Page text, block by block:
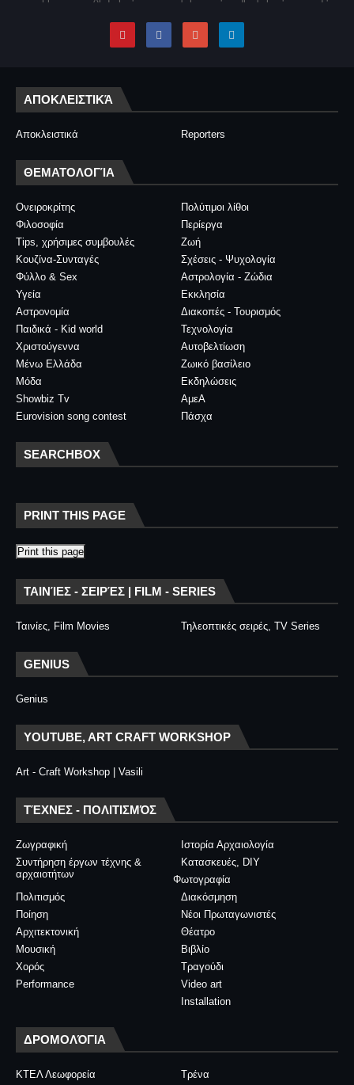
ΑΠΟΚΛΕΙΣΤΙΚΆ
Αποκλειστικά Reporters
ΘΕΜΑΤΟΛΟΓΊΑ
Ονειροκρίτης
Πολύτιμοι λίθοι
Φιλοσοφία
Περίεργα
Tips, χρήσιμες συμβουλές
Ζωή
Κουζίνα-Συνταγές
Σχέσεις - Ψυχολογία
Φύλλο & Sex
Αστρολογία - Ζώδια
Υγεία
Εκκλησία
Αστρονομία
Διακοπές - Τουρισμός
Παιδικά - Kid world
Τεχνολογία
Χριστούγεννα
Αυτοβελτίωση
Μένω Ελλάδα
Ζωικό βασίλειο
Μόδα
Εκδηλώσεις
Showbiz Tv
ΑμεΑ
Eurovision song contest
Πάσχα
SEARCHBOX
PRINT THIS PAGE
Print this page
ΤΑΙΝΊΕΣ - ΣΕΙΡΈΣ | FILM - SERIES
Ταινίες, Film Movies Τηλεοπτικές σειρές, TV Series
GENIUS
Genius
YOUTUBE, ART CRAFT WORKSHOP
Art - Craft Workshop | Vasili
ΤΈΧΝΕΣ - ΠΟΛΙΤΙΣΜΌΣ
Ζωγραφική
Ιστορία Αρχαιολογία
Συντήρηση έργων τέχνης &
αρχαιοτήτων
Κατασκευές, DIY
Φωτογραφία
Διακόσμηση
Πολιτισμός
Νέοι Πρωταγωνιστές
Ποίηση
Θέατρο
Αρχιτεκτονική
Βιβλίο
Μουσική
Τραγούδι
Χορός
Video art
Performance
Installation
ΔΡΟΜΟΛΌΓΙΑ
ΚΤΕΛ Λεωφορεία
Τρένα